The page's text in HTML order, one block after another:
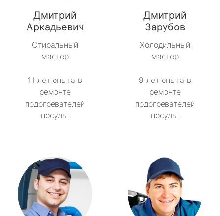
Дмитрий
Аркадьевич
Стиральный
мастер
11 лет опыта в
ремонте
подогревателей
посуды.
Дмитрий
Зарубов
Холодильный
мастер
9 лет опыта в
ремонте
подогревателей
посуды.